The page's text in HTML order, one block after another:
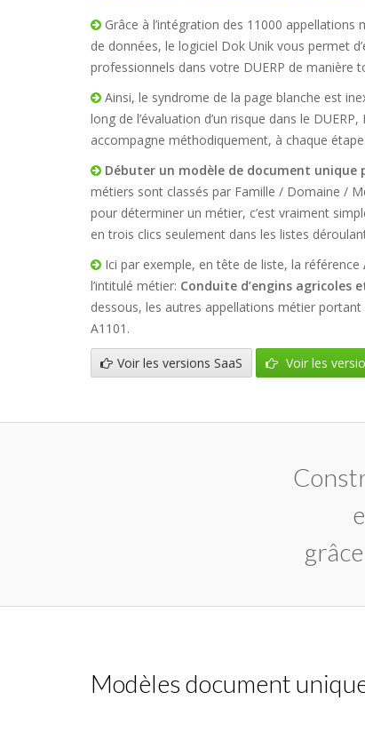
Grâce à l’intégration des 11000 appellations
de données, le logiciel Dok Unik vous permet
professionnels dans votre DUERP de manière
Ainsi, le syndrome de la page blanche est
long de l’évaluation d’un risque dans le
accompagne méthodiquement, à chaque étape.
Débuter un modèle de document unique
métiers sont classés par Famille / Domaine /
pour déterminer un métier, c’est vraiment
en trois clics seulement dans les listes
Ici par exemple, en tête de liste, la référence
l’intitulé métier: Conduite d’engins agricoles
dessous, les autres appellations métier portant
A1101.
Voir les versions SaaS Voir les
Modèles document